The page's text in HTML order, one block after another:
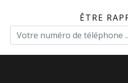
ÊTRE